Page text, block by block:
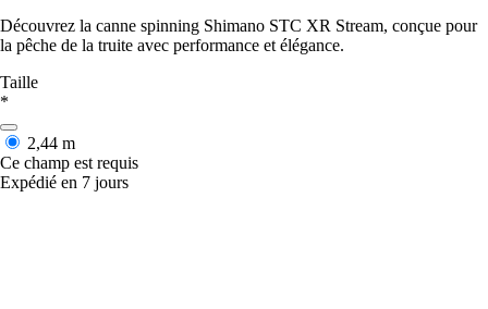
Découvrez la canne spinning Shimano STC XR Stream, conçue pour
la pêche de la truite avec performance et élégance.
Taille
*
2,44 m
Ce champ est requis
Expédié en 7 jours